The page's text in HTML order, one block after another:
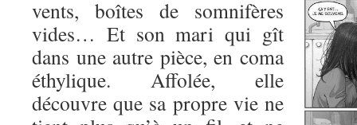
vents, boîtes de somnifères
vides… Et son mari qui gît
dans une autre pièce, en coma
éthylique. Affolée, elle
découvre que sa propre vie ne